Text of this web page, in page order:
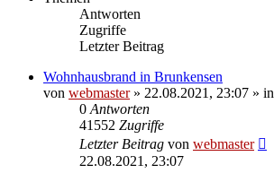
Antworten
Zugriffe
Letzter Beitrag
Wohnhausbrand in Brunkensen
von webmaster» 22.08.2021, 23:07 » in
0 Antworten
41552 Zugriffe
Letzter Beitrag von webmaster
22.08.2021, 23:07